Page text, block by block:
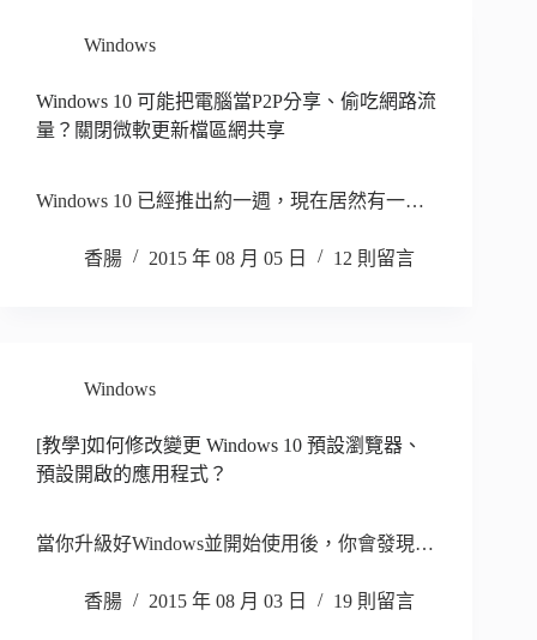
Windows
Windows 10 可能把電腦當P2P分享、偷吃網路流
量？關閉微軟更新檔區網共享
Windows 10 已經推出約一週，現在居然有一…
香腸 2015 年 08 月 05 日 12 則留言
Windows
[教學]如何修改變更 Windows 10 預設瀏覽器、
預設開啟的應用程式？
當你升級好Windows並開始使用後，你會發現…
香腸 2015 年 08 月 03 日 19 則留言